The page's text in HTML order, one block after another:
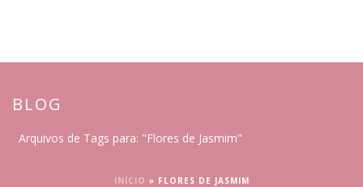
BLOG
Arquivos de Tags para: "Flores de Jasmim"
INÍCIO » FLORES DE JASMIM